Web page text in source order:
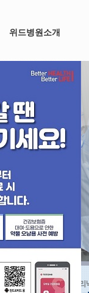
위드병원소개